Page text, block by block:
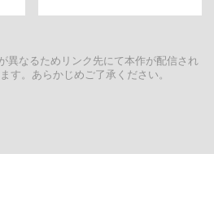
異なるためリンク先にて本作が配信され
す。あらかじめご了承ください。